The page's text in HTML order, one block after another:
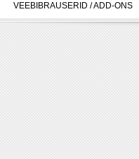
VEEBIBRAUSERID / ADD-ONS